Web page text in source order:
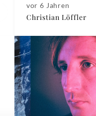
vor 6 Jahren
Christian Löffler